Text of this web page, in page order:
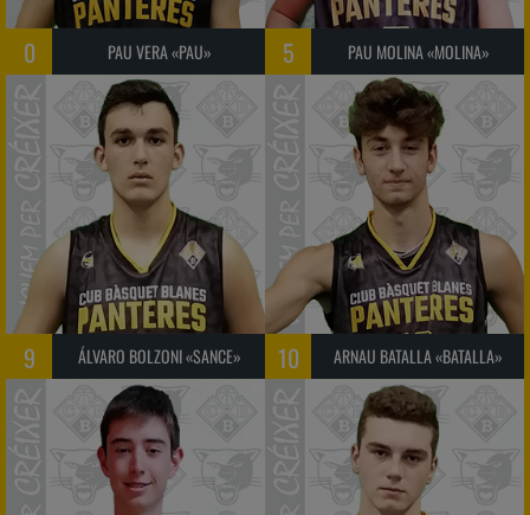
0 PAU VERA «PAU» 5 PAU MOLINA «MOLINA»
9 ÁLVARO BOLZONI «SANCE» 10 ARNAU BATALLA «BATALLA»